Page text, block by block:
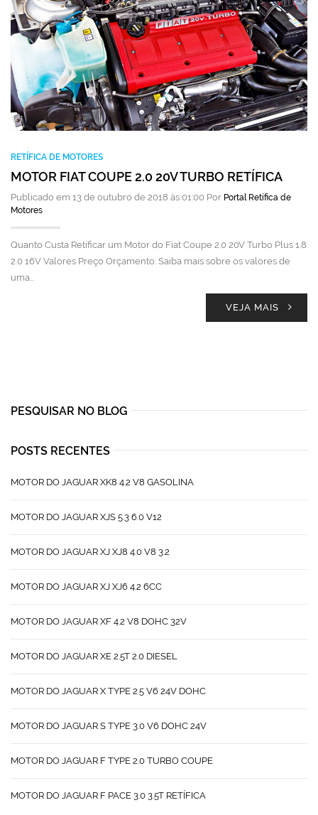
RETÍFICA DE MOTORES
MOTOR FIAT COUPE 2.0 20V TURBO RETÍFICA
Publicado em 13 de outubro de 2018 às 01:00 Por Portal Retífica de
Motores
Quanto Custa Retificar um Motor do Fiat Coupe 2.0 20V Turbo Plus 1.8
2.0 16V Valores Preço Orçamento. Saiba mais sobre os valores de
uma…
VEJA MAIS
PESQUISAR NO BLOG
POSTS RECENTES
MOTOR DO JAGUAR XK8 4.2 V8 GASOLINA
MOTOR DO JAGUAR XJS 5.3 6.0 V12
MOTOR DO JAGUAR XJ XJ8 4.0 V8 3.2
MOTOR DO JAGUAR XJ XJ6 4.2 6CC
MOTOR DO JAGUAR XF 4.2 V8 DOHC 32V
MOTOR DO JAGUAR XE 2.5T 2.0 DIESEL
MOTOR DO JAGUAR X TYPE 2.5 V6 24V DOHC
MOTOR DO JAGUAR S TYPE 3.0 V6 DOHC 24V
MOTOR DO JAGUAR F TYPE 2.0 TURBO COUPE
MOTOR DO JAGUAR F PACE 3.0 3.5T RETÍFICA